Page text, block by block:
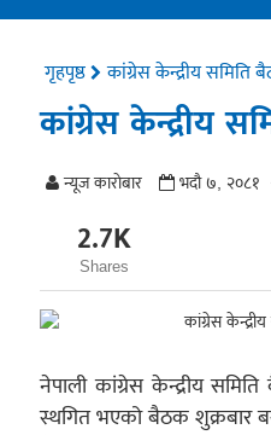
गृहपृष्ठ कांग्रेस केन्द्रीय समिति
कांग्रेस केन्द्रीय
न्यूज काराेबार भदौ ७, २०८१
2.7K
Shares
नेपाली कांग्रेस केन्द्रीय
स्थगित भएको बैठक शुक्रबार